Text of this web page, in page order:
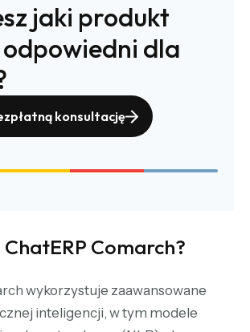
jaki produkt
dla
konsultację
Comarch?
wykorzystuje zaawansowane
inteligencji, w tym modele